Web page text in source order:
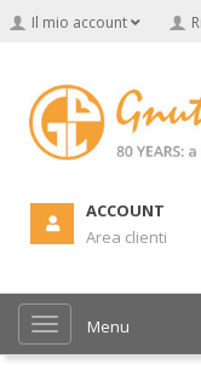
Il mio account
ACCOUNT
Area clienti
Menu